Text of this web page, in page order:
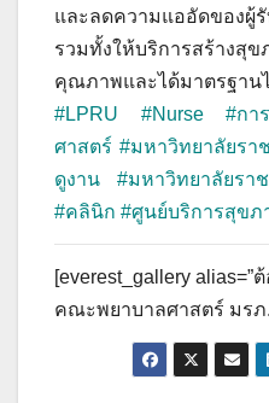
และลดความแออัดของผู้
รวมทั้งให้บริการสร้า
คุณภาพและได้มาตรฐาน
#LPRU
#Nurse #กา
ศาสตร์ #มหาวิทยาลัยรา
ดูงาน
#มหาวิทยาลัยรา
#คลินิก #ศูนย์บริการสุขภ
[everest_gallery
คณะพยาบาลศาสตร์ มรภ